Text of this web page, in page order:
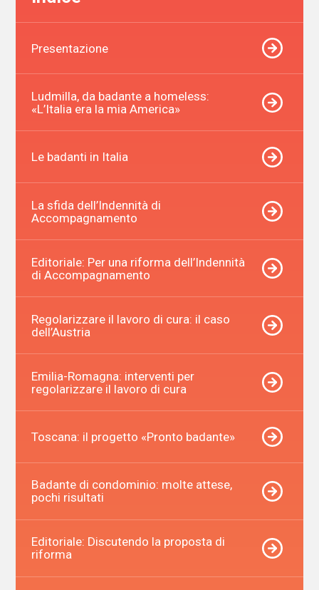
Presentazione
Ludmilla, da badante a homeless:
«L’Italia era la mia America»
Le badanti in Italia
La sfida dell’Indennità di
Accompagnamento
Editoriale: Per una riforma dell’Indennità
di Accompagnamento
Regolarizzare il lavoro di cura: il caso
dell’Austria
Emilia-Romagna: interventi per
regolarizzare il lavoro di cura
Toscana: il progetto «Pronto badante»
Badante di condominio: molte attese,
pochi risultati
Editoriale: Discutendo la proposta di
riforma